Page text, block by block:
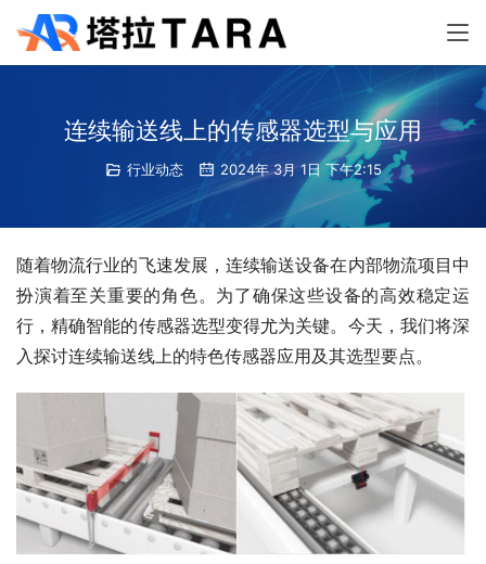
连续输送线上的传感器选型与应用
行业动态 2024年 3月 1日 下午2:15
随着物流行业的飞速发展，连续输送设备在内部物流项目中
扮演着至关重要的角色。为了确保这些设备的高效稳定运
行，精确智能的传感器选型变得尤为关键。今天，我们将深
入探讨连续输送线上的特色传感器应用及其选型要点。